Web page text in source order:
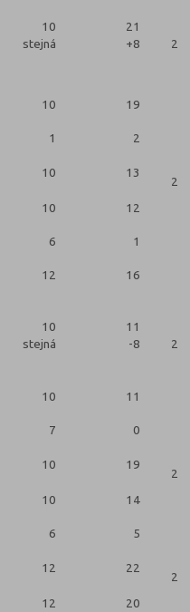
10
stejná
21
+8
2
10 19
1 2
10 13
2
10 12
6 1
12 16
10
stejná
11
-8
2
10 11
7 0
10 19
2
10 14
6 5
12 22
2
12 20